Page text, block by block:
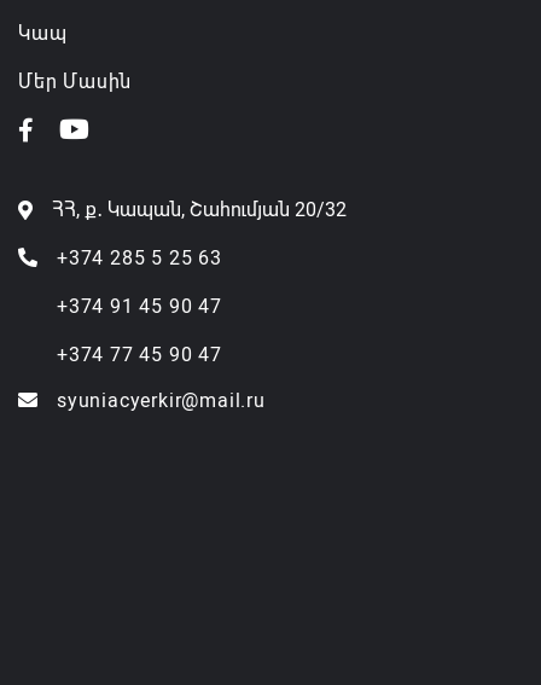
Կապ
Մեր Մասին
ՀՀ, ք․ Կապան, Շահումյան 20/32
+374 285 5 25 63
+374 91 45 90 47
+374 77 45 90 47
syuniacyerkir@mail.ru